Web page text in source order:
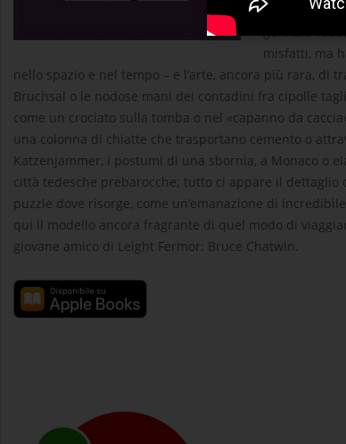
Byron,
gennaio
misfatti, ma
nello spazio e nel tempo – e l’arte, ancora più rara, di
Bruchsal o le nodose mani dei contadini fra cipolle
come un crociato sulla tomba o nel «capanno da
una colonna di chiatte che trasportano cemento o
Katzenjammer, i postumi di una sbornia, a Monaco o
città tedesche prebarocche; tutto ci appare il
puzzle dove risorge, come un’emanazione di
qui il modello ancora fragrante di quel modo di
giovane amico di Leight Fermor: Bruce Chatwin.